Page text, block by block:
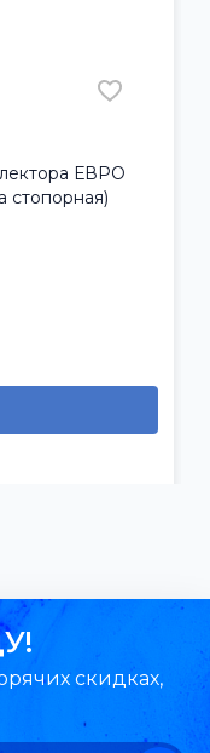
ЕВРО
стопорная)
скидках,